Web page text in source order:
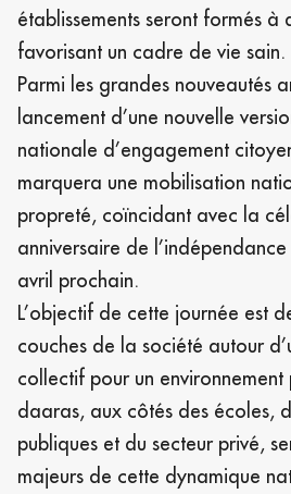
établissements seront formés à
favorisant un cadre de vie sain.
Parmi les grandes nouveautés
lancement d’une nouvelle
nationale d’engagement
marquera une mobilisation
propreté, coïncidant avec la
anniversaire de
avril prochain.
L’objectif de cette journée est
couches de la société autour
collectif pour un environnement
daaras, aux côtés des écoles,
publiques et du secteur privé,
majeurs de cette dynamique